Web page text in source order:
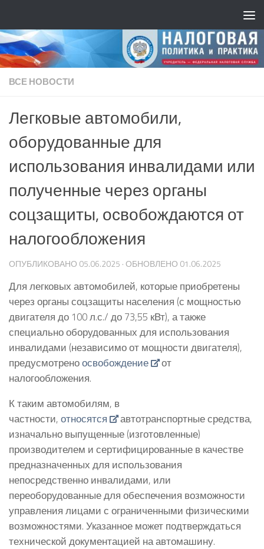
ВСЕ НОВОСТИ
Легковые автомобили,
оборудованные для
использования инвалидами или
полученные через органы
соцзащиты, освобождаются от
налогообложения
ОПУБЛИКОВАНО 05.06.2025 · ОБНОВЛЕНО 01.06.2025
Для легковых автомобилей, которые приобретены
через органы соцзащиты населения (с мощностью
двигателя до 100 л.с./ до 73,55 кВт), а также
специально оборудованных для использования
инвалидами (независимо от мощности двигателя),
предусмотреноосвобождение
от
налогообложения.
К таким автомобилям, в
частности, относятся
автотранспортные средства,
изначально выпущенные (изготовленные)
производителем и сертифицированные в качестве
предназначенных для использования
непосредственно инвалидами, или
переоборудованные для обеспечения возможности
управления лицами с ограниченными физическими
возможностями. Указанное может подтверждаться
технической документацией на автомашину.